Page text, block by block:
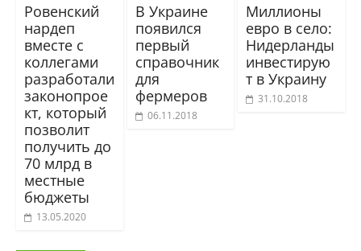
Ровенский
нардеп
вместе с
коллегами
разработали
законопрое
кт, который
позволит
получить до
70 млрд в
местные
бюджеты
13.05.2020
В Украине
появился
первый
справочник
для
фермеров
06.11.2018
Миллионы
евро в село:
Нидерланды
инвестирую
т в Украину
31.10.2018